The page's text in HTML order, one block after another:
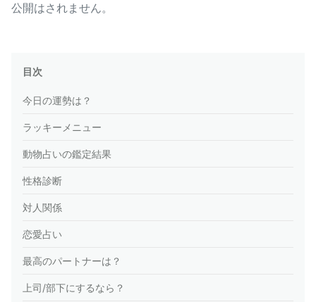
公開はされません。
目次
今日の運勢は？
ラッキーメニュー
動物占いの鑑定結果
性格診断
対人関係
恋愛占い
最高のパートナーは？
上司/部下にするなら？